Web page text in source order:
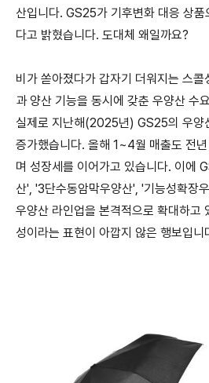
산입니다. GS25가 기후변화 대응 상
다고 밝혔습니다. 도대체 왜일까요?
비가 쏟아졌다가 갑자기 더워지는 스
과 양산 기능을 동시에 갖춘 우양산 수
실제로 지난해(2025년) GS25의 우양
증가했습니다. 올해 1~4월 매출도 전
며 성장세를 이어가고 있습니다. 이에
산', '3단수동암막우양산', '기능성확장
우양산 라인업을 본격적으로 확대하고
성이라는 표현이 아깝지 않은 행보입니